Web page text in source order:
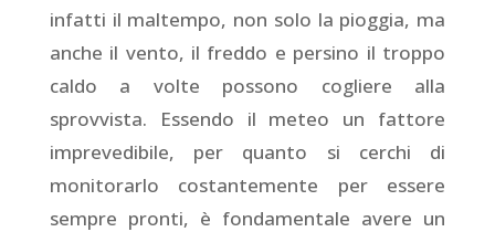
infatti il maltempo, non solo la pioggia, ma
anche il vento, il freddo e persino il troppo
caldo a volte possono cogliere alla
sprovvista. Essendo il meteo un fattore
imprevedibile, per quanto si cerchi di
monitorarlo costantemente per essere
sempre pronti, è fondamentale avere un